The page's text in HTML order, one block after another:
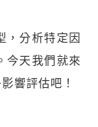
，分析特定因
今天我們就來
響評估吧！